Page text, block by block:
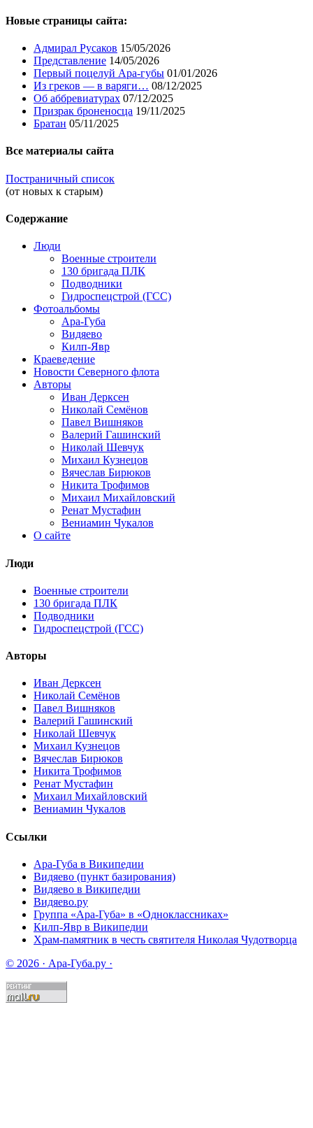
Новые страницы сайта:
Адмирал Русаков 15/05/2026
Представление 14/05/2026
Первый поцелуй Ара-губы 01/01/2026
Из греков — в варяги… 08/12/2025
Об аббревиатурах 07/12/2025
Призрак броненосца 19/11/2025
Братан 05/11/2025
Все материалы сайта
Постраничный список
(от новых к старым)
Содержание
Люди
Военные строители
130 бригада ПЛК
Подводники
Гидроспецстрой (ГСС)
Фотоальбомы
Ара-Губа
Видяево
Килп-Явр
Краеведение
Новости Северного флота
Авторы
Иван Дерксен
Николай Семёнов
Павел Вишняков
Валерий Гашинский
Николай Шевчук
Михаил Кузнецов
Вячеслав Бирюков
Никита Трофимов
Михаил Михайловский
Ренат Мустафин
Вениамин Чукалов
О сайте
Люди
Военные строители
130 бригада ПЛК
Подводники
Гидроспецстрой (ГСС)
Авторы
Иван Дерксен
Николай Семёнов
Павел Вишняков
Валерий Гашинский
Николай Шевчук
Михаил Кузнецов
Вячеслав Бирюков
Никита Трофимов
Ренат Мустафин
Михаил Михайловский
Вениамин Чукалов
Ссылки
Ара-Губа в Википедии
Видяево (пункт базирования)
Видяево в Википедии
Видяево.ру
Группа «Ара-Губа» в «Одноклассниках»
Килп-Явр в Википедии
Храм-памятник в честь святителя Николая Чудотворца
© 2026 · Ара-Губа.ру ·